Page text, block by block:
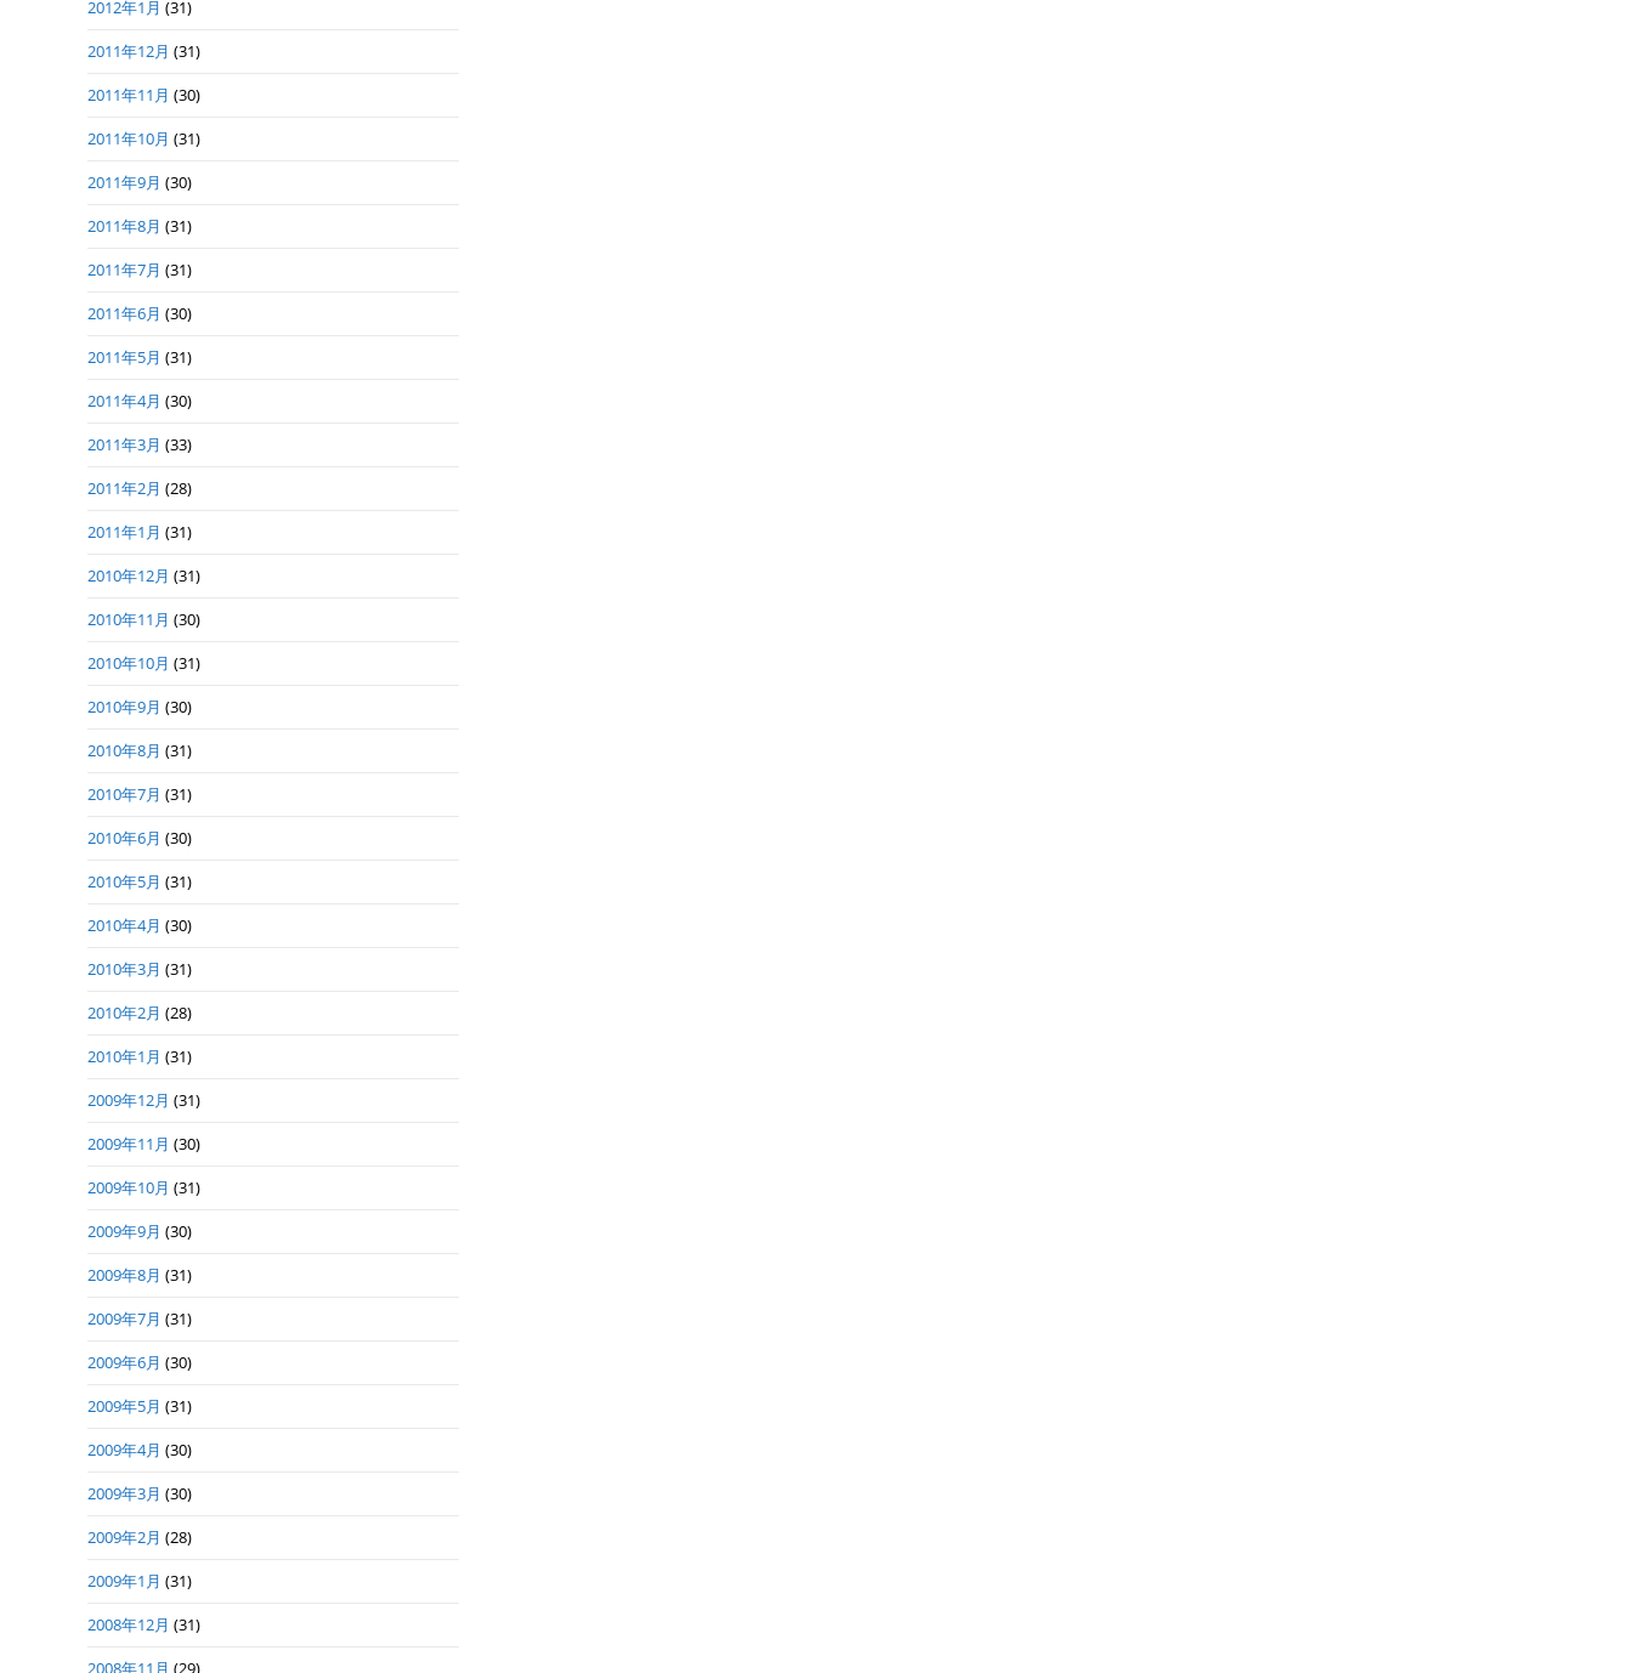
2012年1月 (31)
2011年12月 (31)
2011年11月 (30)
2011年10月 (31)
2011年9月 (30)
2011年8月 (31)
2011年7月 (31)
2011年6月 (30)
2011年5月 (31)
2011年4月 (30)
2011年3月 (33)
2011年2月 (28)
2011年1月 (31)
2010年12月 (31)
2010年11月 (30)
2010年10月 (31)
2010年9月 (30)
2010年8月 (31)
2010年7月 (31)
2010年6月 (30)
2010年5月 (31)
2010年4月 (30)
2010年3月 (31)
2010年2月 (28)
2010年1月 (31)
2009年12月 (31)
2009年11月 (30)
2009年10月 (31)
2009年9月 (30)
2009年8月 (31)
2009年7月 (31)
2009年6月 (30)
2009年5月 (31)
2009年4月 (30)
2009年3月 (30)
2009年2月 (28)
2009年1月 (31)
2008年12月 (31)
2008年11月 (29)